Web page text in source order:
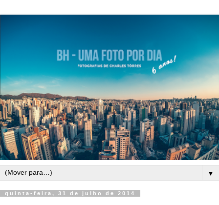
▼
quinta-feira, 31 de julho de 2014